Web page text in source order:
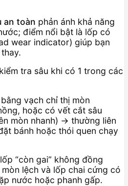
an toàn phản ánh khả năng
điểm nổi bật là lốp có
wear indicator) giúp bạn
tra sâu khi có 1 trong các
vạch chỉ thị mòn
hoặc có vết cắt sâu
mòn nhanh) → thường liên
bánh hoặc thói quen chạy
“còn gai” không đồng
mòn lệch và lốp chai cứng có
nước hoặc phanh gấp.